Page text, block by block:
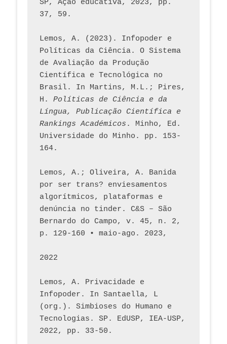
SP, Ação educativa, 2023, pp.
37, 59.
Lemos, A. (2023). Infopoder e
Políticas da Ciência. O Sistema
de Avaliação da Produção
Científica e Tecnológica no
Brasil. In Martins, M.L.; Pires,
H. Políticas de Ciência e da
Língua, Publicação Científica e
Rankings Académicos . Minho, Ed.
Universidade do Minho. pp. 153-
164.
Lemos, A.; Oliveira, A. Banida
por ser trans? enviesamentos
algorítmicos, plataformas e
denúncia no tinder. C&S – São
Bernardo do Campo, v. 45, n. 2,
p. 129-160 • maio-ago. 2023,
2022
Lemos, A. Privacidade e
Infopoder. In Santaella, L
(org.). Simbioses do Humano e
Tecnologias. SP. EdUSP, IEA-USP,
2022, pp. 33-50.